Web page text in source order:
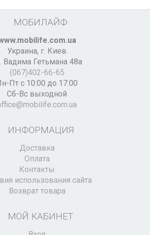
МОБИЛАЙФ
Украина, г. Киев
Вадима Гетьмана 48а
(067)402-66-65
Пт с 10:00 до 17:00
Сб-Вс выходной
ИНФОРМАЦИЯ
Доставка
Оплата
Контакты
использования сайта
Возврат товара
МОЙ КАБИНЕТ